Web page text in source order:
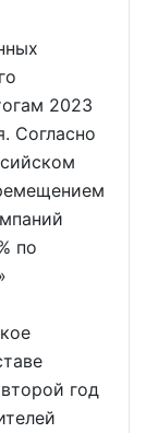
2023
Согласно
по
год